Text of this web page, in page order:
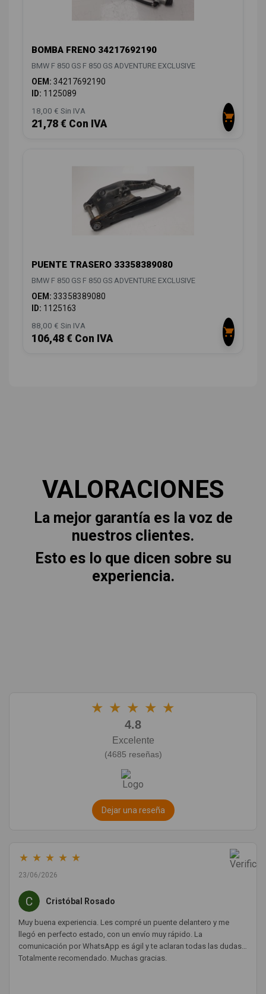
BOMBA FRENO 34217692190
BMW F 850 GS F 850 GS ADVENTURE EXCLUSIVE
OEM: 34217692190
ID: 1125089
18,00 € Sin IVA
21,78 € Con IVA
PUENTE TRASERO 33358389080
BMW F 850 GS F 850 GS ADVENTURE EXCLUSIVE
OEM: 33358389080
ID: 1125163
88,00 € Sin IVA
106,48 € Con IVA
VALORACIONES
La mejor garantía es la voz de
nuestros clientes.
Esto es lo que dicen sobre su
experiencia.
★ ★ ★ ★ ★
4.8
Excelente
(4685 reseñas)
Dejar una reseña
★ ★ ★ ★ ★
23/06/2026
Cristóbal Rosado
Muy buena experiencia. Les compré un puente delantero y me
llegó en perfecto estado, con un envío muy rápido. La
comunicación por WhatsApp es ágil y te aclaran todas las dudas.
Totalmente recomendado. Muchas gracias.